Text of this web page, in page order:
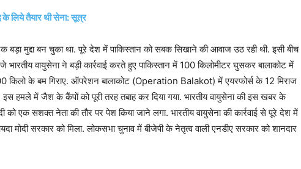
के लिये तैयार थी सेना: सूत्र
बड़ा मुद्दा बन चुका था. पूरे देश में पाकिस्तान को सबक सिखाने की आवाज उठ रही थी. इसी बीच
वायुसेना ने बड़ी कार्रवाई करते हुए पाकिस्तान में 100 किलोमीटर घुसकर बालाकोट में
के बम गिराए. ऑपरेशन बालाकोट (Operation Balakot) में एयरफोर्स के 12 मिराज
इस हमले में जैश के कैंपों को पूरी तरह तबाह कर दिया गया. भारतीय वायुसेना की इस खबर के
एक सशक्त नेता की तौर पर पेश किया जाने लगा. भारतीय वायुसेना की कार्रवाई से पूरे देश में
मोदी सरकार को मिला. लोकसभा चुनाव में बीजेपी के नेतृत्व वाली एनडीए सरकार को शानदार